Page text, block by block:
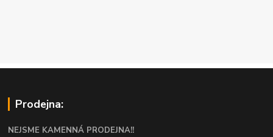
Prodejna:
NEJSME KAMENNÁ PRODEJNA!!